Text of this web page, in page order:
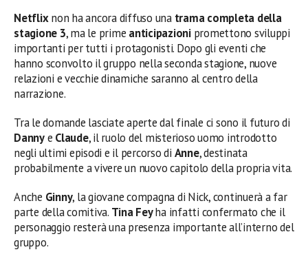
Netflixnon ha ancora diffuso una trama completa della
stagione 3, ma le prime anticipazionipromettono sviluppi
importanti per tutti i protagonisti. Dopo gli eventi che
hanno sconvolto il gruppo nella seconda stagione, nuove
relazioni e vecchie dinamiche saranno al centro della
narrazione.
Tra le domande lasciate aperte dal finale ci sono il futuro di
Dannye Claude, il ruolo del misterioso uomo introdotto
negli ultimi episodi e il percorso di Anne, destinata
probabilmente a vivere un nuovo capitolo della propria vita.
Anche Ginny, la giovane compagna di Nick, continuerà a far
parte della comitiva. Tina Feyha infatti confermato che il
personaggio resterà una presenza importante all’interno del
gruppo.